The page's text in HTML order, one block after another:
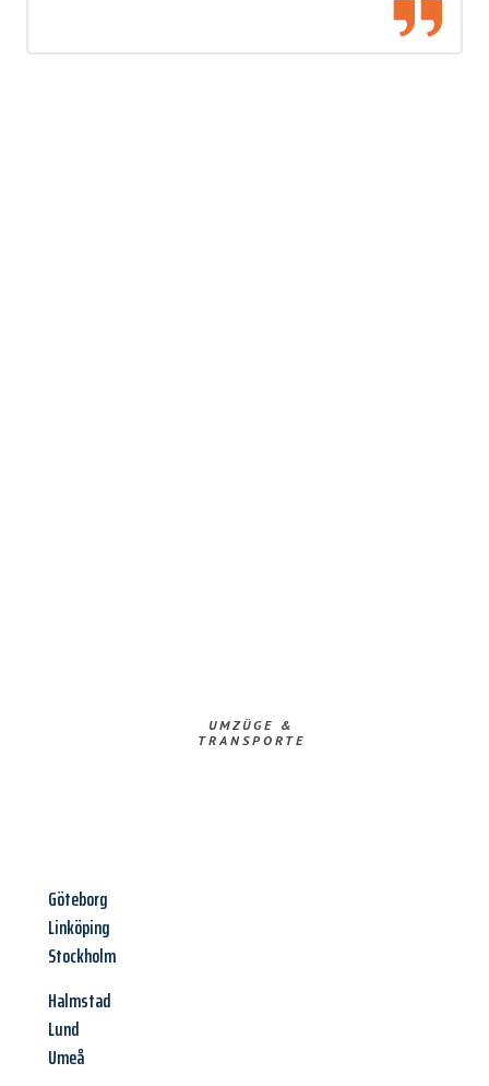
UMZÜGE &
TRANSPORTE
Göteborg
Linköping
Stockholm
Halmstad
Lund
Umeå